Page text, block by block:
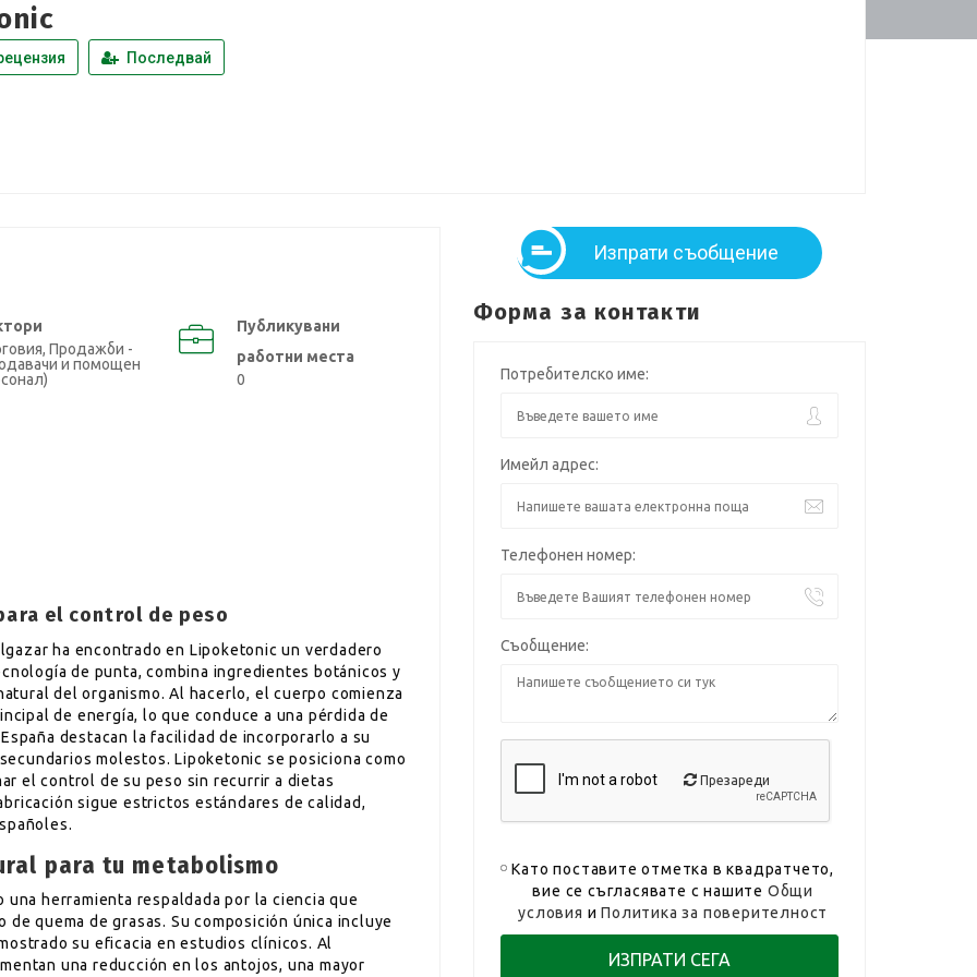
Последвай
Продажби -
и помощен
Публикувани
работни места
0
el control de peso
ha encontrado en Lipoketonic un verdadero
de punta, combina ingredientes botánicos y
del organismo. Al hacerlo, el cuerpo comienza
de energía, lo que conduce a una pérdida de
destacan la facilidad de incorporarlo a su
molestos. Lipoketonic se posiciona como
el control de su peso sin recurrir a dietas
sigue estrictos estándares de calidad,
para tu metabolismo
herramienta respaldada por la ciencia que
quema de grasas. Su composición única incluye
su eficacia en estudios clínicos. Al
una reducción en los antojos, una mayor
Изпрати съобщение
Форма за контакти
Потребителско име:
Имейл адрес:
Телефонен номер:
Съобщение:
Презареди
Като поставите отметка в квадратчето,
вие се съгласявате с нашите Общи
условия иПолитика за поверителност